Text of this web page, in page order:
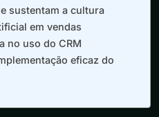
sustentam a cultura
em vendas
no uso do CRM
eficaz do